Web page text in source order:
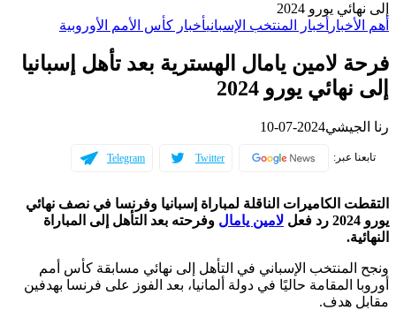
يورو 2024
أخبار المنتخب الإسباني أخبار كأس الأمم الأوروبية
لامين يامال الهسترية بعد تأهل إسبانيا
يورو 2024
2024-07-10
Twitter
Telegram
الكاميرات الناقلة لمباراة إسبانيا وفرنسا في نصف نهائي
لامين يامالوفرحته بعد التأهل إلى المباراة
الإسباني في التأهل إلى نهائي مسابقة كأس أمم
حاليًا في دولة ألمانيا، بعد الفوز على فرنسا بهدفين
هدف.